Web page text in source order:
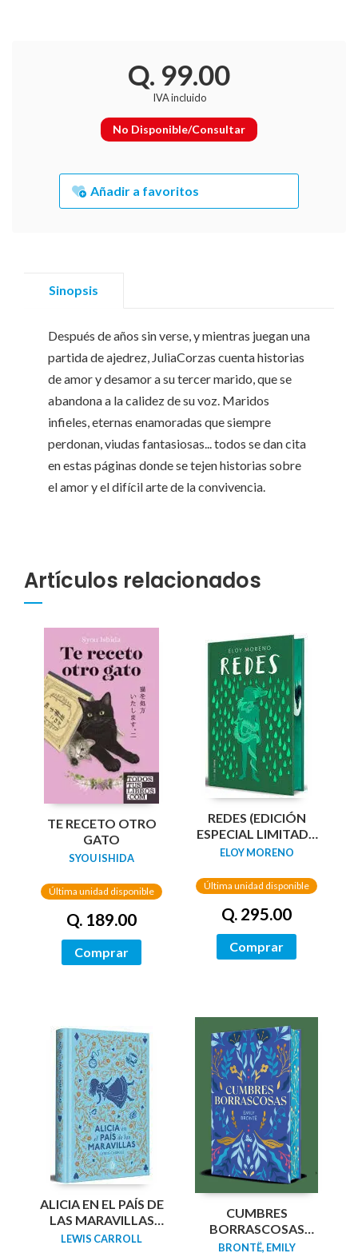
Q. 99.00
IVA incluido
No Disponible/Consultar
Añadir a favoritos
Sinopsis
Después de años sin verse, y mientras juegan una
partida de ajedrez, JuliaCorzas cuenta historias
de amor y desamor a su tercer marido, que se
abandona a la calidez de su voz. Maridos
infieles, eternas enamoradas que siempre
perdonan, viudas fantasiosas... todos se dan cita
en estas páginas donde se tejen historias sobre
el amor y el difícil arte de la convivencia.
Artículos relacionados
TE RECETO OTRO
GATO
SYOU ISHIDA
Última unidad disponible
Q. 189.00
Comprar
REDES (EDICIÓN
ESPECIAL LIMITADA
GUARDAS DRAGÓN)
ELOY MORENO
Última unidad disponible
Q. 295.00
Comprar
ALICIA EN EL PAÍS DE
LAS MARAVILLAS
(EDICIÓN LIMITADA
LEWIS CARROLL
CUMBRES
BORRASCOSAS
(EDICION LIMITADA
BRONTË, EMILY